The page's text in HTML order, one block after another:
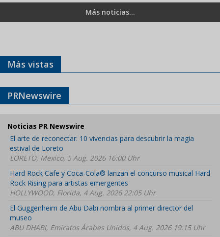
Más noticias...
Más vistas
PRNewswire
Noticias PR Newswire
El arte de reconectar: 10 vivencias para descubrir la magia
estival de Loreto
LORETO, Mexico, 5 Aug. 2026 16:00 Uhr
Hard Rock Cafe y Coca-Cola® lanzan el concurso musical Hard
Rock Rising para artistas emergentes
HOLLYWOOD, Florida, 4 Aug. 2026 22:05 Uhr
El Guggenheim de Abu Dabi nombra al primer director del
museo
ABU DHABI, Emiratos Árabes Unidos, 4 Aug. 2026 19:15 Uhr